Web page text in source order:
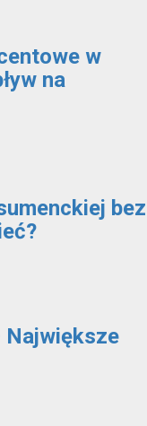
w
na
bez
Największe